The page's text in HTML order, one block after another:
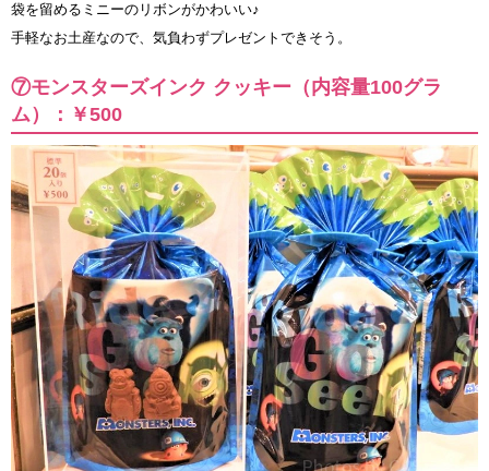
袋を留めるミニーのリボンがかわいい♪
手軽なお土産なので、気負わずプレゼントできそう。
⑦モンスターズインク クッキー（内容量100グラ
ム）：￥500